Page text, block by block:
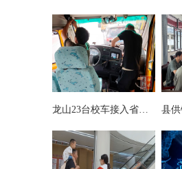
龙山23台校车接入省级智慧安全监管系统